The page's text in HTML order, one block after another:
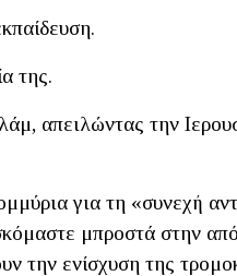
της.
απειλώντας την
για τη «συνεχή
μπροστά στην
την ενίσχυση της